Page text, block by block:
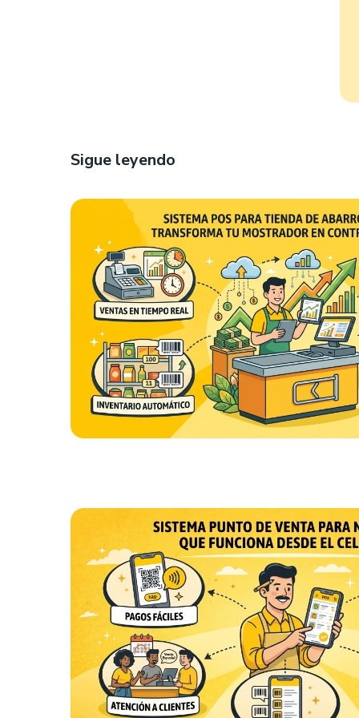
Sigue leyendo